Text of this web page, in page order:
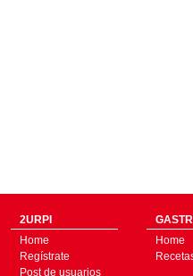
2URPI
Home
Regístrate
Post de usuarios
Home